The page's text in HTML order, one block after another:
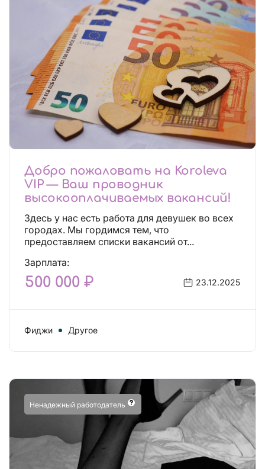
Добро пожаловать на Koroleva
VIP — Ваш проводник
высокооплачиваемых вакансий!
Здесь у нас есть работа для девушек во всех
городах. Мы гордимся тем, что
предоставляем списки вакансий от...
Зарплата:
500 000 ₽ 23.12.2025
Фиджи Другое
Ненадежный работодатель